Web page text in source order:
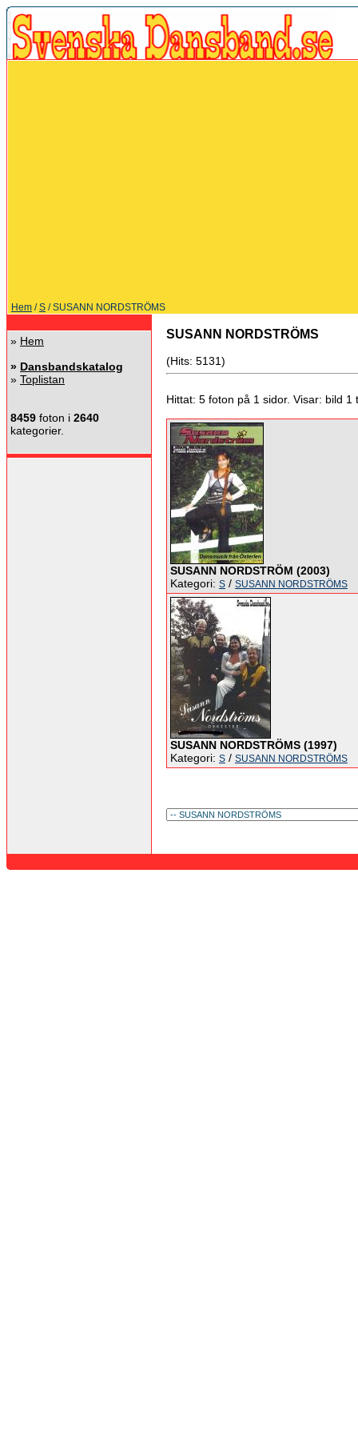
Hem /S / SUSANN NORDSTRÖMS
» Hem
» Dansbandskatalog
» Toplistan
8459 foton i 2640
kategorier.
SUSANN NORDSTRÖMS
(Hits: 5131)
Hittat: 5 foton på 1 sidor. Visar: bild 1
SUSANN NORDSTRÖM (2003)
Kategori: S / SUSANN NORDSTRÖMS
SUSANN NORDSTRÖMS (1997)
Kategori: S / SUSANN NORDSTRÖMS